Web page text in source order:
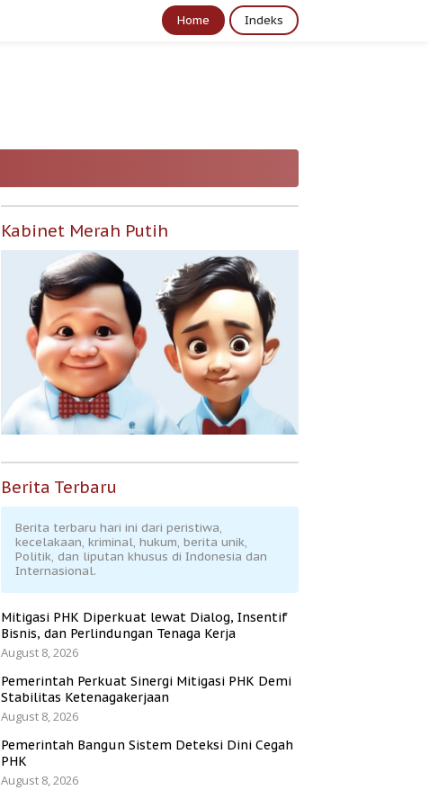
Home Indeks
Kabinet Merah Putih
Berita Terbaru
Berita terbaru hari ini dari peristiwa,
kecelakaan, kriminal, hukum, berita unik,
Politik, dan liputan khusus di Indonesia dan
Internasional.
Mitigasi PHK Diperkuat lewat Dialog, Insentif
Bisnis, dan Perlindungan Tenaga Kerja
August 8, 2026
Pemerintah Perkuat Sinergi Mitigasi PHK Demi
Stabilitas Ketenagakerjaan
August 8, 2026
Pemerintah Bangun Sistem Deteksi Dini Cegah
PHK
August 8, 2026